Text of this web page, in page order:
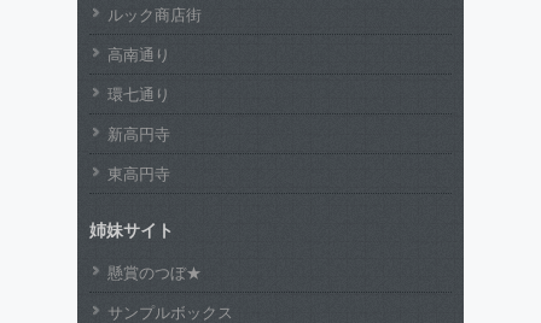
ルック商店街
高南通り
環七通り
新高円寺
東高円寺
姉妹サイト
懸賞のつぼ★
サンプルボックス